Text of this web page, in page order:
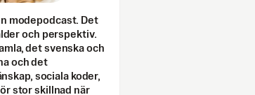
modepodcast. Det
och perspektiv.
det svenska och
och det
sociala koder,
stor skillnad när